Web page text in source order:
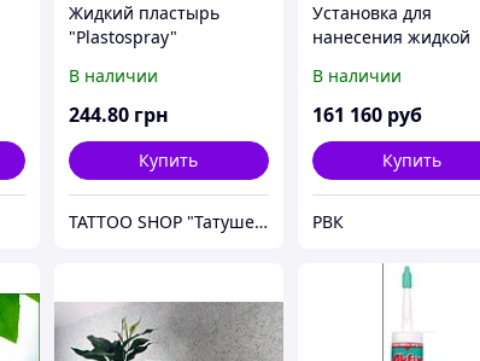
Жидкий пластырь
"Plastospray"
В наличии
244.80 грн
Купить
TATTOO SHOP "Татушечка" Молдова
Установка для
нанесения жидкой
В наличии
161 160 руб
Купить
РВК